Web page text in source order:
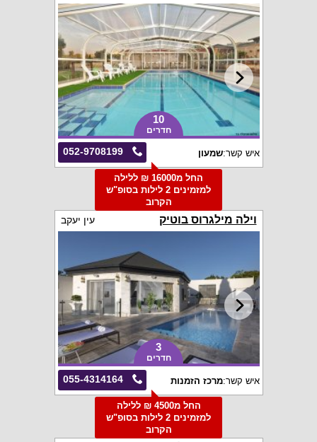
10
חדרים
052-9708199 איש קשר:שמעון
החל מ16000 ₪ ללילה
למזמינים 2 לילות בסופ"ש
הקרוב
וילה מילגרוס בוטיק עין יעקב
3
חדרים
055-4314164 איש קשר:מרכז הזמנות
החל מ4500 ₪ ללילה
למזמינים 2 לילות בסופ"ש
הקרוב